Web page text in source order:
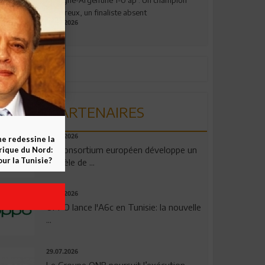
valeureux, un finaliste absent
19.07.2026
PARTENAIRES
06.08.2026
Un consortium européen développe un
modèle de ...
04.08.2026
OPPO lance l'A6c en Tunisie: la nouvelle
...
29.07.2026
redessine la
du Nord:
la Tunisie?